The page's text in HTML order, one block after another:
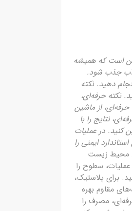
است که همیشه
آب جذب شود.
دهید. نکته
نکته حرفه‌ای،
از ماشین
نتایج را با
کنید. در عملیات
ایمنی را
برای محیط زیست
عملیات، سطوح را
برای پلاستیک،
مقاوم بهره
مصرف را